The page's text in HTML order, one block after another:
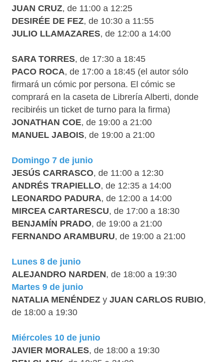
JUAN CRUZ, de 11:00 a 12:25
DESIRÉE DE FEZ, de 10:30 a 11:55
JULIO LLAMAZARES, de 12:00 a 14:00
SARA TORRES, de 17:30 a 18:45
PACO ROCA, de 17:00 a 18:45 (el autor sólo
firmará un cómic por persona. El cómic se
comprará en la caseta de Librería Alberti, donde
recibiréis un ticket de turno para la firma)
JONATHAN COE, de 19:00 a 21:00
MANUEL JABOIS, de 19:00 a 21:00
Domingo 7 de junio
JESÚS CARRASCO, de 11:00 a 12:30
ANDRÉS TRAPIELLO, de 12:35 a 14:00
LEONARDO PADURA, de 12:00 a 14:00
MIRCEA CARTARESCU, de 17:00 a 18:30
BENJAMÍN PRADO, de 19:00 a 21:00
FERNANDO ARAMBURU, de 19:00 a 21:00
Lunes 8 de junio
ALEJANDRO NARDEN, de 18:00 a 19:30
Martes 9 de junio
NATALIA MENÉNDEZ y JUAN CARLOS RUBIO,
de 18:00 a 19:30
Miércoles 10 de junio
JAVIER MORALES, de 18:00 a 19:30